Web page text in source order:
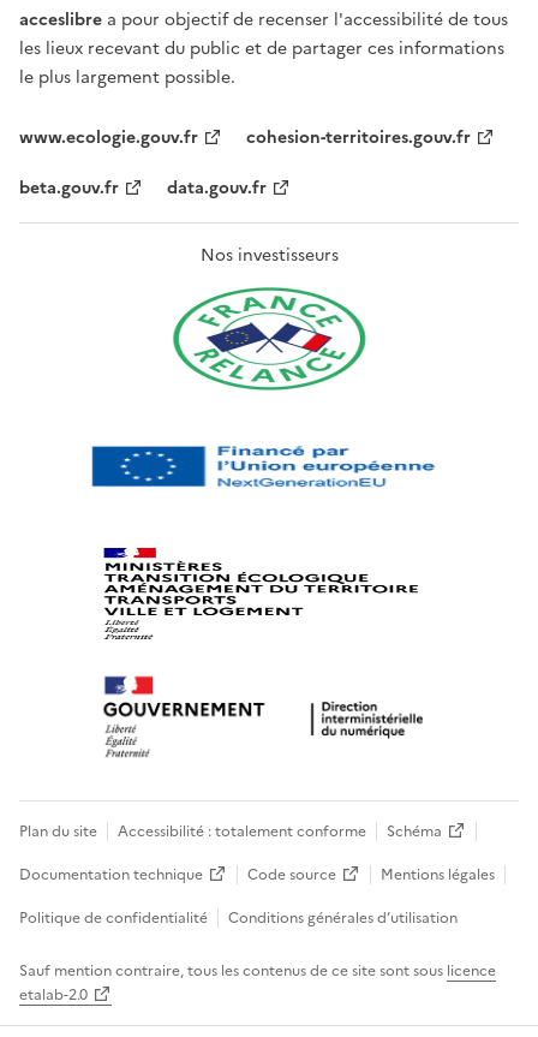
acceslibre a pour objectif de recenser l'accessibilité de tous
les lieux recevant du public et de partager ces informations
le plus largement possible.
www.ecologie.gouv.fr
cohesion-territoires.gouv.fr
beta.gouv.fr
data.gouv.fr
Nos investisseurs
Plan du site Accessibilité : totalement conforme
Schéma
Documentation technique
Code source
Mentions légales
Politique de confidentialité
Conditions générales d’utilisation
Sauf mention contraire, tous les contenus de ce site sont sous licence
etalab-2.0